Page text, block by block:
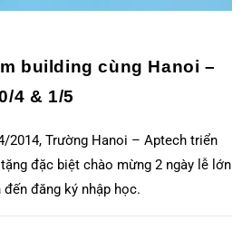
building cùng Hanoi –
4 & 1/5
2014, Trường Hanoi – Aptech triển
đặc biệt chào mừng 2 ngày lễ lớn
đăng ký nhập học.